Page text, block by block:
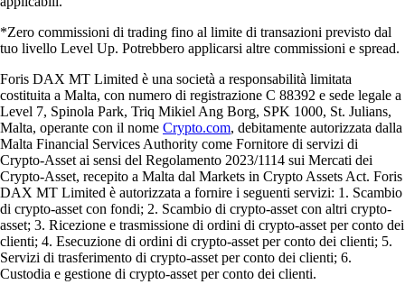
*Zero commissioni di trading fino al limite di transazioni previsto dal
tuo livello Level Up. Potrebbero applicarsi altre commissioni e spread.
Foris DAX MT Limited è una società a responsabilità limitata
costituita a Malta, con numero di registrazione C 88392 e sede legale a
Level 7, Spinola Park, Triq Mikiel Ang Borg, SPK 1000, St. Julians,
Malta, operante con il nome Crypto.com, debitamente autorizzata dalla
Malta Financial Services Authority come Fornitore di servizi di
Crypto-Asset ai sensi del Regolamento 2023/1114 sui Mercati dei
Crypto-Asset, recepito a Malta dal Markets in Crypto Assets Act. Foris
DAX MT Limited è autorizzata a fornire i seguenti servizi: 1. Scambio
di crypto-asset con fondi; 2. Scambio di crypto-asset con altri crypto-
asset; 3. Ricezione e trasmissione di ordini di crypto-asset per conto dei
clienti; 4. Esecuzione di ordini di crypto-asset per conto dei clienti; 5.
Servizi di trasferimento di crypto-asset per conto dei clienti; 6.
Custodia e gestione di crypto-asset per conto dei clienti.